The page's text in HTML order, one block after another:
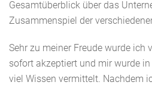
Gesamtüberblick über das
Zusammenspiel der
Sehr zu meiner Freude wurde ich
sofort akzeptiert und mir wurde
viel Wissen vermittelt. Nachdem